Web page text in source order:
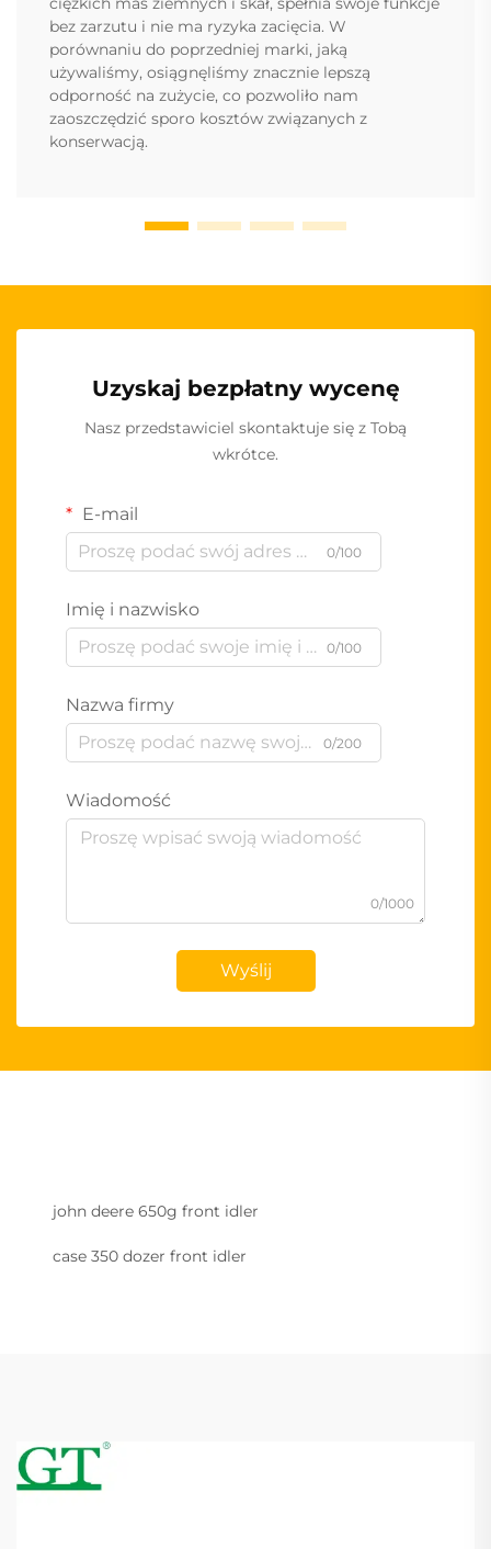
bez zarzutu i nie ma ryzyka zacięcia. W
porównaniu do poprzedniej marki, jaką
używaliśmy, osiągnęliśmy znacznie lepszą
odporność na zużycie, co pozwoliło nam
zaoszczędzić sporo kosztów związanych z
konserwacją.
Uzyskaj bezpłatny wycenę
Nasz przedstawiciel skontaktuje się z Tobą
wkrótce.
E-mail
0/100
Imię i nazwisko
0/100
Nazwa firmy
0/200
Wiadomość
0/1000
Wyślij
john deere 650g front idler
case 350 dozer front idler